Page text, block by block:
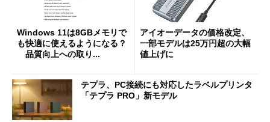
Windows 11は8GBメモリで
も快適に使えるようになる？
品質向上への取り...
アイオーデータの価格改定、
一部モデルは25万円超の大幅
値上げに
テプラ、PC接続にも対応したラベルプリンタ
「テプラ PRO」新モデル